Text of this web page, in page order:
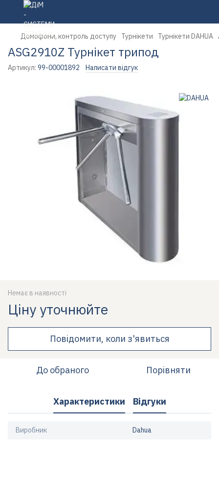
Домофони, контроль доступу Турнікети Турнікети DAHUA
ASG2910Z Турнікет трипод
Артикул: 99-00001892 Написати відгук
Немає в наявності
Ціну уточнюйте
Повідомити, коли з'явиться
До обраного Порівняти
Характеристики Відгуки
Виробник Dahua